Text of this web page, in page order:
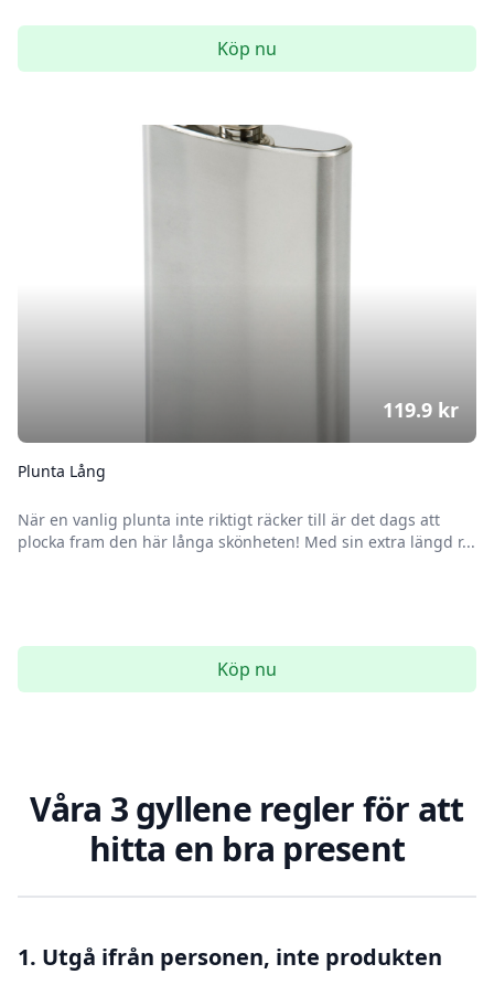
Köp nu
Plunta Lång
När en vanlig plunta inte riktigt räcker till är det dags att
plocka fram den här långa skönheten! Med sin extra längd r...
119.9 kr
Köp nu
Våra 3 gyllene regler för att
hitta en bra present
1. Utgå ifrån personen, inte produkten